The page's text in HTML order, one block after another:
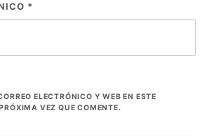
*
ELECTRÓNICO Y WEB EN ESTE
VEZ QUE COMENTE.